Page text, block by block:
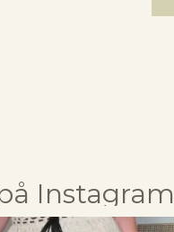
Instagram